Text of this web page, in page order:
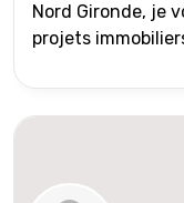
Nord Gironde, je
projets